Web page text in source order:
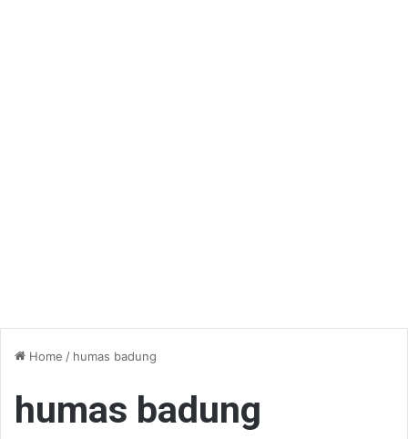
Home / humas badung
humas badung